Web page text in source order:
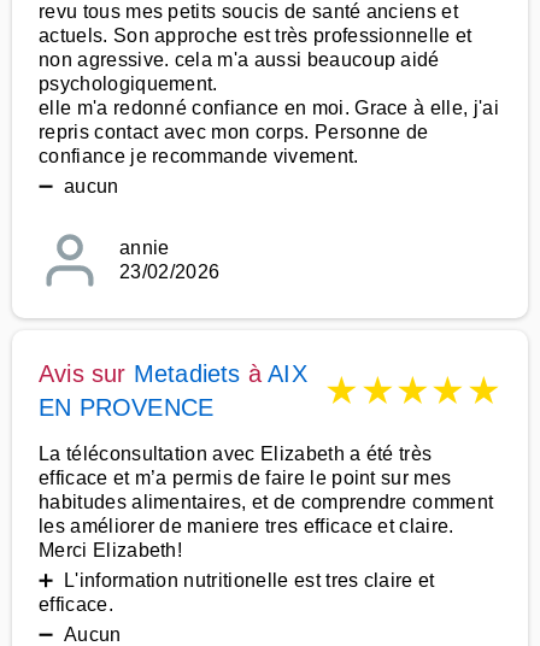
revu tous mes petits soucis de santé anciens et
actuels. Son approche est très professionnelle et
non agressive. cela m'a aussi beaucoup aidé
psychologiquement.
elle m'a redonné confiance en moi. Grace à elle, j'ai
repris contact avec mon corps. Personne de
confiance je recommande vivement.
➖ aucun
annie
23/02/2026
Avis sur Metadiets àAIX
EN PROVENCE
★★★★★
La téléconsultation avec Elizabeth a été très
efficace et m’a permis de faire le point sur mes
habitudes alimentaires, et de comprendre comment
les améliorer de maniere tres efficace et claire.
Merci Elizabeth!
➕ L'information nutritionelle est tres claire et
efficace.
➖ Aucun